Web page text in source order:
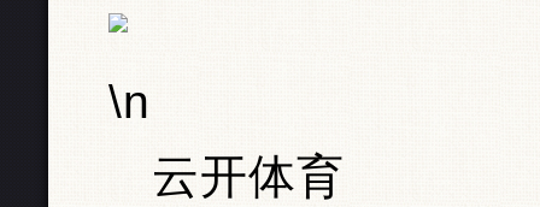
\n
云开体育